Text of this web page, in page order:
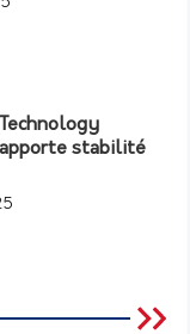
stabilité